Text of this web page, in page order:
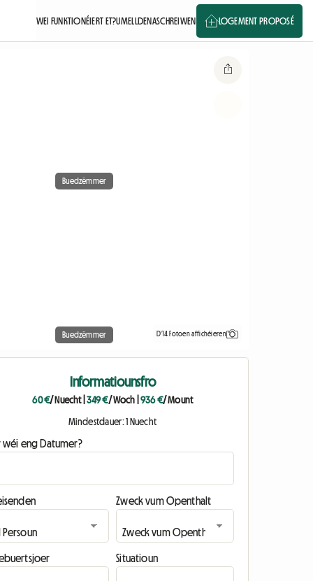
WEI FUNKTIONÉIERT ET?UMELLDENASCHREIWEN LOGEMENT PROPOSÉ
Buedzëmmer
Buedzëmmer D'14 Fotoen affichéieren
Informatiounsfro
60 €/ Nuecht| 349 €/ Woch |936 €/ Mount
Mindestdauer: 1 Nuecht
wéi eng Datumer?
Zweck vum Openthalt
Situatioun